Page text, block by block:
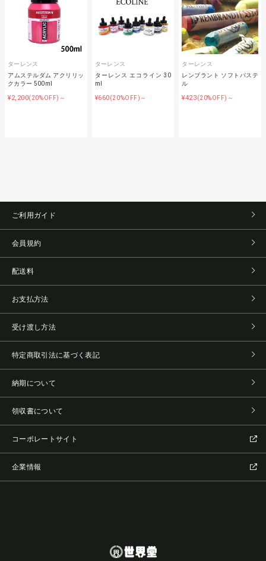
ターレンス
アムステルダム アクリリッ
クカラー 500ml
¥2,200(20%OFF)～
ターレンス
ターレンス エコライン 30
ml
¥660(20%OFF)～
ターレンス
レンブラント ソフトパステ
ル
¥423(20%OFF)～
ご利用ガイド
会員規約
配送料
お支払方法
受け渡し方法
特定商取引法に基づく表記
納期について
領収書について
コーポレートサイト
企業情報